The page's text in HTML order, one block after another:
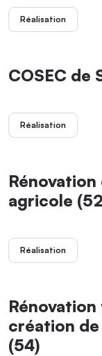
Réalisation
COSEC de
Réalisation
agricole
Réalisation
création
(54)